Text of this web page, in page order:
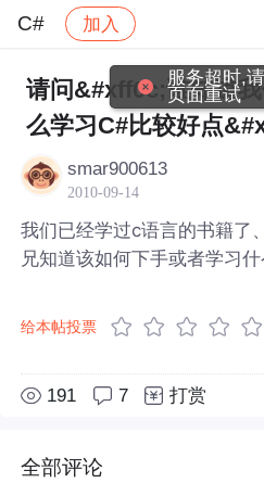
C# 加入
社区 C# 帖子详情
请问&#xff0c;谁知道
么学习C#比较好点
smar900613
2010-09-14
我们已经学过c语言的书籍了
兄知道该如何下手或者学习
给本帖投票
191 7 打赏
全部评论
服务超时,
页面重试